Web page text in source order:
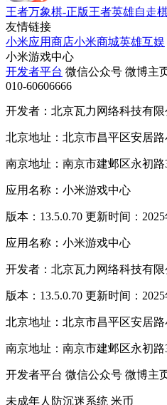
王者万象棋-正版王者英雄自走
友情链接
小米应用商店小米商城英雄互娱
小米游戏中心
开发者平台 微信公众号 微博主
010-60606666
开发者：北京瓦力网络科技有限
北京地址：北京市昌平区安居
南京地址：南京市建邺区永初
应用名称：小米游戏中心
版本：13.5.0.70 更新时间：2025
应用名称：小米游戏中心
开发者：北京瓦力网络科技有限
版本：13.5.0.70 更新时间：2025
北京地址：北京市昌平区安居
南京地址：南京市建邺区永初
开发者平台 微信公众号 微博主
未成年人防沉迷系统 米币